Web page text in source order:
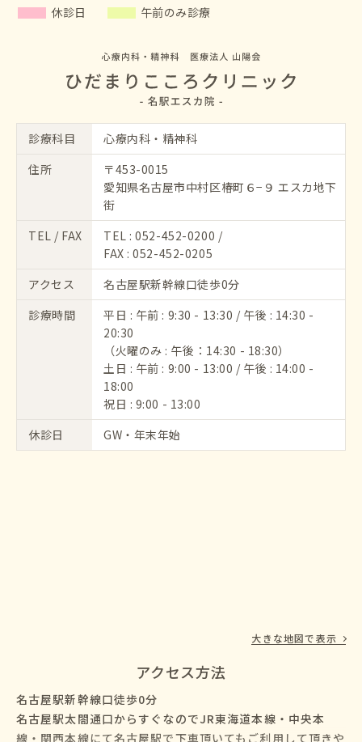
休診日 午前のみ診療
診療科目
心療内科・精神科
住所
〒453-0015
愛知県名古屋市中村区椿町６−９ エスカ地下
街
TEL / FAX
TEL :052-452-0200 /
FAX : 052-452-0205
アクセス
名古屋駅新幹線口徒歩0分
診療時間
平日 : 午前 : 9:30 - 13:30 / 午後 : 14:30 -
20:30
（火曜のみ : 午後：14:30 - 18:30）
土日 : 午前 : 9:00 - 13:00 / 午後 : 14:00 -
18:00
祝日 : 9:00 - 13:00
休診日
GW・年末年始
大きな地図で表示
アクセス方法
名古屋駅新幹線口徒歩0分
名古屋駅太閤通口からすぐなのでJR東海道本線・中央本
線・関西本線にて名古屋駅で下車頂いてもご利用して頂きや